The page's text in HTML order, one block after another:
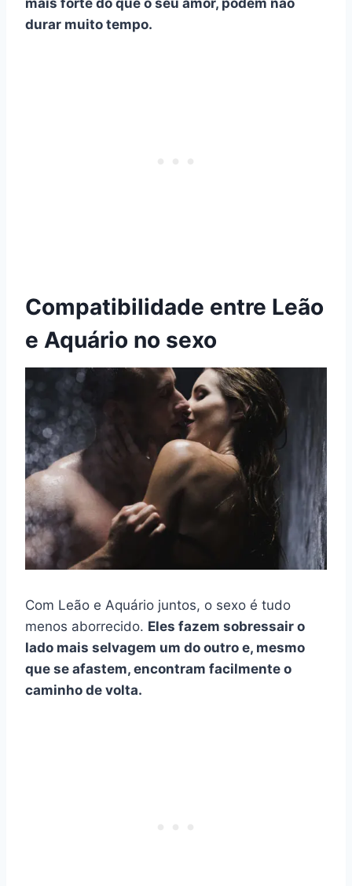
mais forte do que o seu amor, podem não
durar muito tempo.
Compatibilidade entre Leão
e Aquário no sexo
Com Leão e Aquário juntos, o sexo é tudo
menos aborrecido. Eles fazem sobressair o
lado mais selvagem um do outro e, mesmo
que se afastem, encontram facilmente o
caminho de volta.